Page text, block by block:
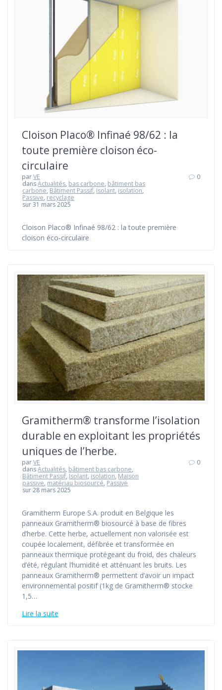
Cloison Placo® Infinaé 98/62 : la
toute première cloison éco-
circulaire
parVE
dansActualités, bas carbone, bâtiment bas
carbone, Bâtiment Passif, Isolant, isolation,
Passive, recyclage
sur 31 mars 2025
0
Cloison Placo® Infinaé 98/62 : la toute première
cloison éco-circulaire
Gramitherm® transforme l’isolation
durable en exploitant les propriétés
uniques de l’herbe.
parVE
dansActualités, bâtiment bas carbone,
Bâtiment Passif, Isolant, isolation, Maison
passive, matériau biosourcé, Passive
sur 28 mars 2025
0
Gramitherm Europe S.A. produit en Belgique les
panneaux Gramitherm® biosourcé à base de fibres
d’herbe. Cette herbe, actuellement non valorisée est
coupée localement, défibrée et transformée en
panneaux thermique protégeant du froid, des chaleurs
d’été, régulant l’humidité et atténuant les bruits. Les
panneaux Gramitherm® permettent d’avoir un impact
environnemental positif (1kg de Gramitherm® stocke
1,5…
Lire la suite